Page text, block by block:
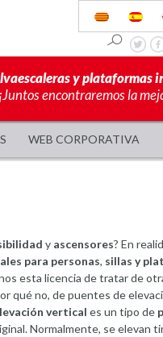
y plataformas
¡Juntos encontraremos la
WEB CORPORATIVA
y ascensores? En
para personas, sillas y
esta licencia de tratar de
qué no, de puentes de
vertical es un tipo de
Normalmente, se elevan